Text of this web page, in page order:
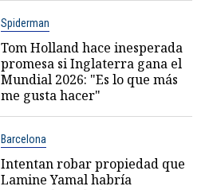
Spiderman
Tom Holland hace inesperada
promesa si Inglaterra gana el
Mundial 2026: "Es lo que más
me gusta hacer"
Barcelona
Intentan robar propiedad que
Lamine Yamal habría